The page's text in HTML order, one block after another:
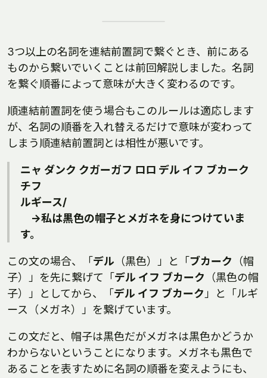
3つ以上の名詞を連結前置詞で繋ぐとき、前にある
ものから繋いでいくことは前回解説しました。名詞
を繋ぐ順番によって意味が大きく変わるのです。
順連結前置詞を使う場合もこのルールは適応します
が、名詞の順番を入れ替えるだけで意味が変わって
しまう順連結前置詞とは相性が悪いです。
ニャ ダンク クガーガフ ロロ デル イフ ブカーク
チフ
ルギース/
→私は黒色の帽子とメガネを身につけていま
す。
この文の場合、「 デル （黒色）」と「 ブカーク （帽
子）」を先に繋げて「 デル イフ ブカーク （黒色の帽
子）」としてから、「 デル イフ ブカーク 」と「ルギ
ース（メガネ）」を繋げています。
この文だと、帽子は黒色だがメガネは黒色かどうか
わからないということになります。メガネも黒色で
あることを表すために名詞の順番を変えようにも、